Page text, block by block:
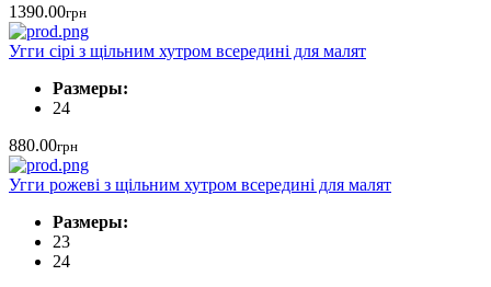
1390.00грн
Угги сірі з щільним хутром всередині для малят
Размеры:
24
880.00грн
Угги рожеві з щільним хутром всередині для малят
Размеры:
23
24